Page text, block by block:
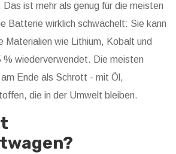
ist mehr als genug für die meisten
Batterie wirklich schwächelt: Sie kann
Materialien wie Lithium, Kobalt und
% wiederverwendet. Die meisten
Ende als Schrott - mit Öl,
die in der Umwelt bleiben.